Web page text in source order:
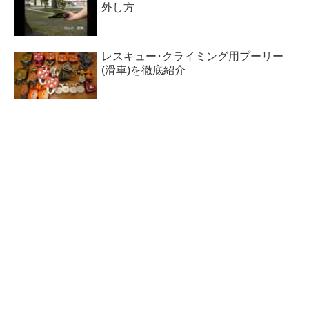
外し方
レスキュー･クライミング用プーリー
(滑車)を徹底紹介